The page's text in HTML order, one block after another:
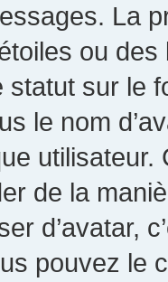
La
ou
statut sur le
le nom
utilisateur.
de la
d’avatar,
pouvez